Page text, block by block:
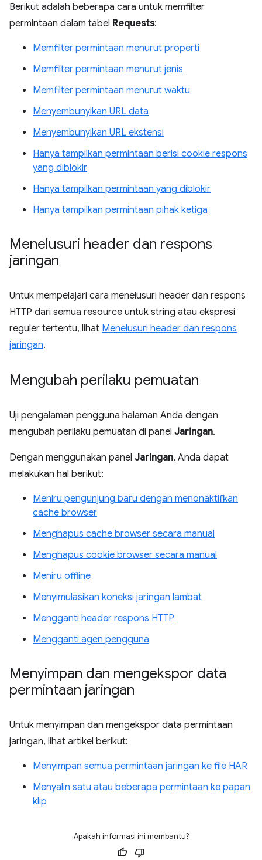
Berikut adalah beberapa cara untuk memfilter
permintaan dalam tabel Requests:
Memfilter permintaan menurut properti
Memfilter permintaan menurut jenis
Memfilter permintaan menurut waktu
Menyembunyikan URL data
Menyembunyikan URL ekstensi
Hanya tampilkan permintaan berisi cookie respons
yang diblokir
Hanya tampilkan permintaan yang diblokir
Hanya tampilkan permintaan pihak ketiga
Menelusuri header dan respons
jaringan
Untuk mempelajari cara menelusuri header dan respons
HTTP dari semua resource untuk string atau ekspresi
reguler tertentu, lihat Menelusuri header dan respons
jaringan.
Mengubah perilaku pemuatan
Uji pengalaman pengguna halaman Anda dengan
mengubah perilaku pemuatan di panel Jaringan.
Dengan menggunakan panel Jaringan, Anda dapat
melakukan hal berikut:
Meniru pengunjung baru dengan menonaktifkan
cache browser
Menghapus cache browser secara manual
Menghapus cookie browser secara manual
Meniru offline
Menyimulasikan koneksi jaringan lambat
Mengganti header respons HTTP
Mengganti agen pengguna
Menyimpan dan mengekspor data
permintaan jaringan
Untuk menyimpan dan mengekspor data permintaan
jaringan, lihat artikel berikut:
Menyimpan semua permintaan jaringan ke file HAR
Menyalin satu atau beberapa permintaan ke papan
klip
Apakah informasi ini membantu?